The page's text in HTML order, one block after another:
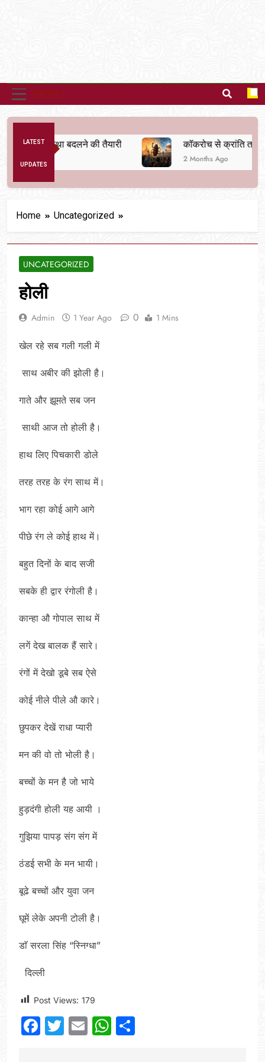
LATEST
UPDATES
व्यवस्था बदलने की तैयारी कॉकरोच से क्रांति तक
2 Months Ago
Home Uncategorized
UNCATEGORIZED
होली
Admin 1 Year Ago 0 1 Mins
खेल रहे सब गली गली में
साथ अबीर की झोली है।
गाते और झूमते सब जन
साथी आज तो होली है।
हाथ लिए पिचकारी डोले
तरह तरह के रंग साथ में।
भाग रहा कोई आगे आगे
पीछे रंग ले कोई हाथ में।
बहुत दिनों के बाद सजी
सबके ही द्वार रंगोली है।
कान्हा औ गोपाल साथ में
लगें देख बालक हैं सारे।
रंगों में देखो डूबे सब ऐसे
कोई नीले पीले औ कारे।
छुपकर देखें राधा प्यारी
मन की वो तो भोली है।
बच्चों के मन है जो भाये
हुड़दंगी होली यह आयी ।
गुझिया पापड़ संग संग में
ठंडई सभी के मन भायी।
बूढे बच्चों और युवा जन
घूमें लेके अपनी टोली है।
डाॅ सरला सिंह “स्निग्धा”
दिल्ली
Post Views: 179
Facebook
Twitter
EmailWhatsApp